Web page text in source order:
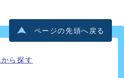
ページの先頭へ戻る
ら探す